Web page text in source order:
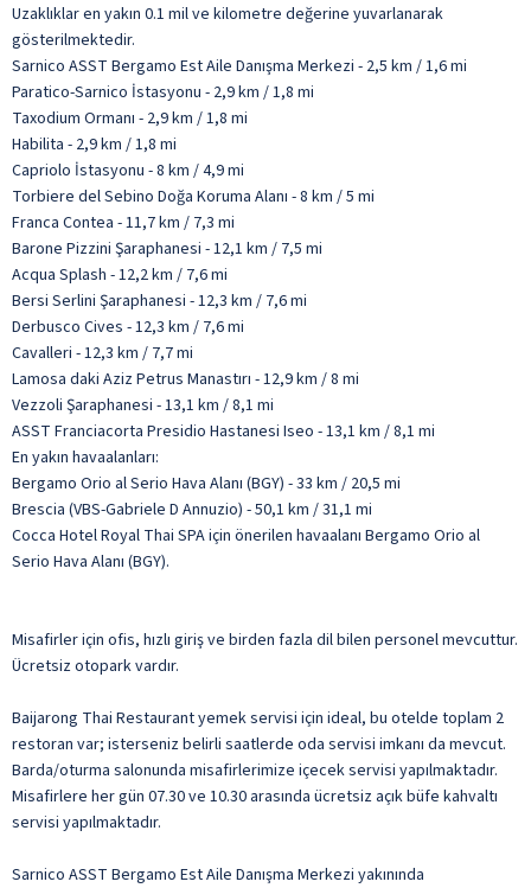
Uzaklıklar en yakın 0.1 mil ve kilometre değerine yuvarlanarak
gösterilmektedir.
Sarnico ASST Bergamo Est Aile Danışma Merkezi - 2,5 km / 1,6 mi
Paratico-Sarnico İstasyonu - 2,9 km / 1,8 mi
Taxodium Ormanı - 2,9 km / 1,8 mi
Habilita - 2,9 km / 1,8 mi
Capriolo İstasyonu - 8 km / 4,9 mi
Torbiere del Sebino Doğa Koruma Alanı - 8 km / 5 mi
Franca Contea - 11,7 km / 7,3 mi
Barone Pizzini Şaraphanesi - 12,1 km / 7,5 mi
Acqua Splash - 12,2 km / 7,6 mi
Bersi Serlini Şaraphanesi - 12,3 km / 7,6 mi
Derbusco Cives - 12,3 km / 7,6 mi
Cavalleri - 12,3 km / 7,7 mi
Lamosa daki Aziz Petrus Manastırı - 12,9 km / 8 mi
Vezzoli Şaraphanesi - 13,1 km / 8,1 mi
ASST Franciacorta Presidio Hastanesi Iseo - 13,1 km / 8,1 mi
En yakın havaalanları:
Bergamo Orio al Serio Hava Alanı (BGY) - 33 km / 20,5 mi
Brescia (VBS-Gabriele D Annuzio) - 50,1 km / 31,1 mi
Cocca Hotel Royal Thai SPA için önerilen havaalanı Bergamo Orio al
Serio Hava Alanı (BGY).
Misafirler için ofis, hızlı giriş ve birden fazla dil bilen personel mevcuttur.
Ücretsiz otopark vardır.
Baijarong Thai Restaurant yemek servisi için ideal, bu otelde toplam 2
restoran var; isterseniz belirli saatlerde oda servisi imkanı da mevcut.
Barda/oturma salonunda misafirlerimize içecek servisi yapılmaktadır.
Misafirlere her gün 07.30 ve 10.30 arasında ücretsiz açık büfe kahvaltı
servisi yapılmaktadır.
Sarnico ASST Bergamo Est Aile Danışma Merkezi yakınında